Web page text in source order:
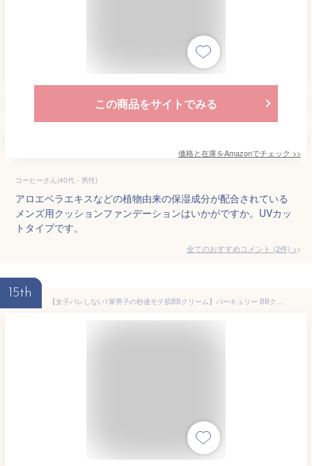
この商品をサイトでみる
価格と在庫をAmazonでチェック >>
コーヒーさん(40代・男性)
アロエベラエキスなどの植物由来の保湿成分が配合されている
メンズ用クッションファンデーションはいかがですか。UVカッ
トタイプです。
全てのおすすめコメント (2件) >
15th
【女子バレしない1軍男子の秒速モテ肌BBクリーム】バーキュリー BBクリーム メンズ ファンデーション コンシーラー 医薬部外品 日焼け止め ニキビ跡 青髭 隠し 30g